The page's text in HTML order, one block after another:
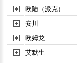
欧陆（派克）
安川
欧姆龙
艾默生